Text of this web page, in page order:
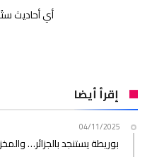
أي أحاديث
إقرأ أيضا
04/11/2025
بوريطة يستنجد بالجزائر…